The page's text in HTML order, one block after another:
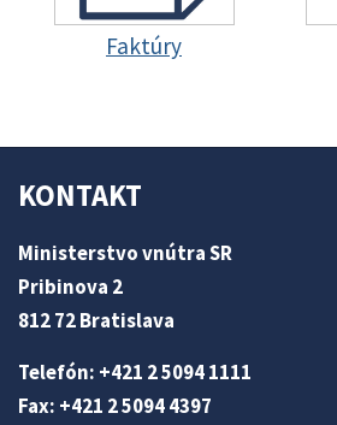
Faktúry
KONTAKT
Ministerstvo vnútra SR
Pribinova 2
812 72 Bratislava
Telefón: +421 2 5094 1111
Fax: +421 2 5094 4397